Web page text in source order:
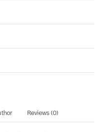
Reviews (0)